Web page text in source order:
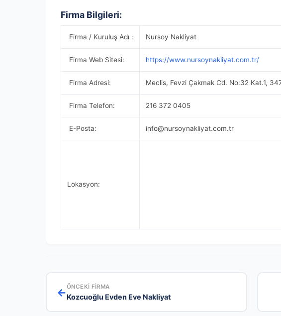
Firma Bilgileri:
Firma / Kuruluş Adı : Nursoy Nakliyat
Firma Web Sitesi: https://www.nursoynakliyat.com.tr/
Firma Adresi: Meclis, Fevzi Çakmak Cd. No:32 Kat.1,
Firma Telefon: 216 372 0405
E-Posta: info@nursoynakliyat.com.tr
Lokasyon:
←ÖNCEKI FIRMA
Kozcuoğlu Evden Eve Nakliyat